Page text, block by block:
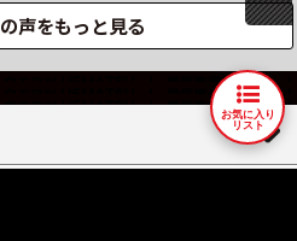
声をもっと見る
お気に入り
リスト